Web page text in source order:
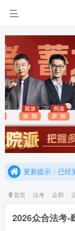
首页 法考 众和
2026众合法考-